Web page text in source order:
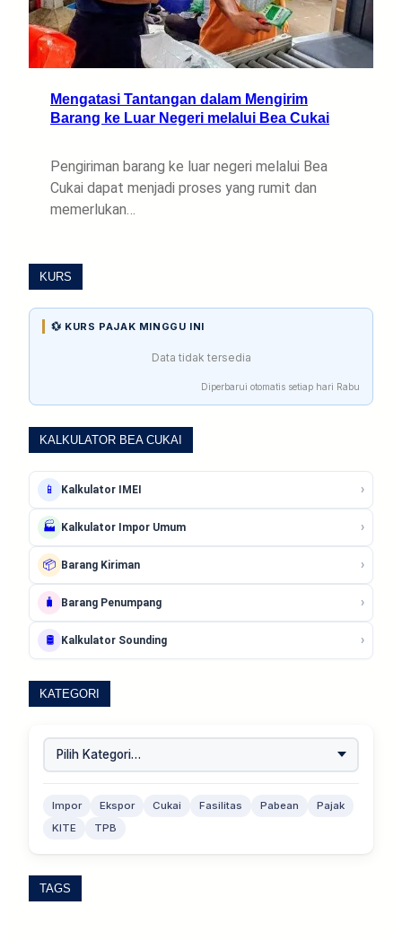
Mengatasi Tantangan dalam Mengirim
Barang ke Luar Negeri melalui Bea Cukai
Pengiriman barang ke luar negeri melalui Bea
Cukai dapat menjadi proses yang rumit dan
memerlukan…
KURS
💱 KURS PAJAK MINGGU INI
Data tidak tersedia
Diperbarui otomatis setiap hari Rabu
KALKULATOR BEA CUKAI
📱 Kalkulator IMEI ›
🏭 Kalkulator Impor Umum ›
📦 Barang Kiriman ›
🧳 Barang Penumpang ›
🛢️ Kalkulator Sounding ›
KATEGORI
Impor Ekspor Cukai Fasilitas Pabean
Pajak
KITE
TPB
TAGS